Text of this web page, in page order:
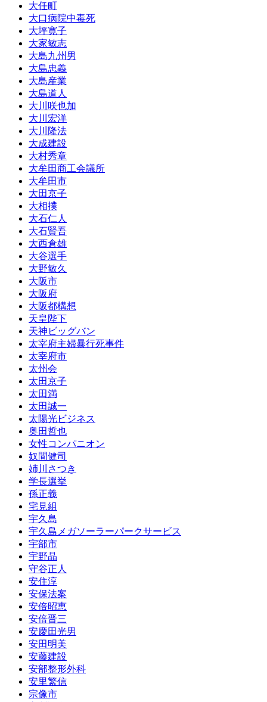
大任町
大口病院中毒死
大坪寛子
大家敏志
大島九州男
大島忠義
大島産業
大島道人
大川咲也加
大川宏洋
大川隆法
大成建設
大村秀章
大牟田商工会議所
大牟田市
大田京子
大相撲
大石仁人
大石賢吾
大西倉雄
大谷選手
大野敏久
大阪市
大阪府
大阪都構想
天皇陛下
天神ビッグバン
太宰府主婦暴行死事件
太宰府市
太州会
太田京子
太田満
太田誠一
太陽光ビジネス
奥田哲也
女性コンパニオン
奴間健司
姉川さつき
学長選挙
孫正義
宅見組
宇久島
宇久島メガソーラーパークサービス
宇部市
宇野晶
守谷正人
安住淳
安保法案
安倍昭恵
安倍晋三
安慶田光男
安田明美
安藤建設
安部整形外科
安里繁信
宗像市